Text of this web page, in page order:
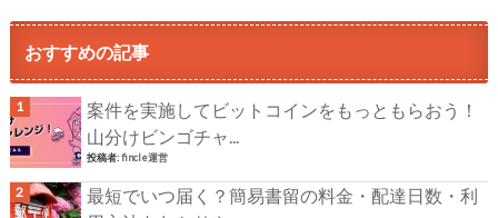
おすすめの記事
案件を実施してビットコインをもっともらおう！
山分けビンゴチャ...
投稿者:fincle運営
最短でいつ届く？簡易書留の料金・配達日数・利